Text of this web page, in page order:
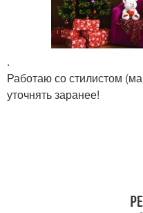
.
Работаю со стилистом
уточнять заранее!